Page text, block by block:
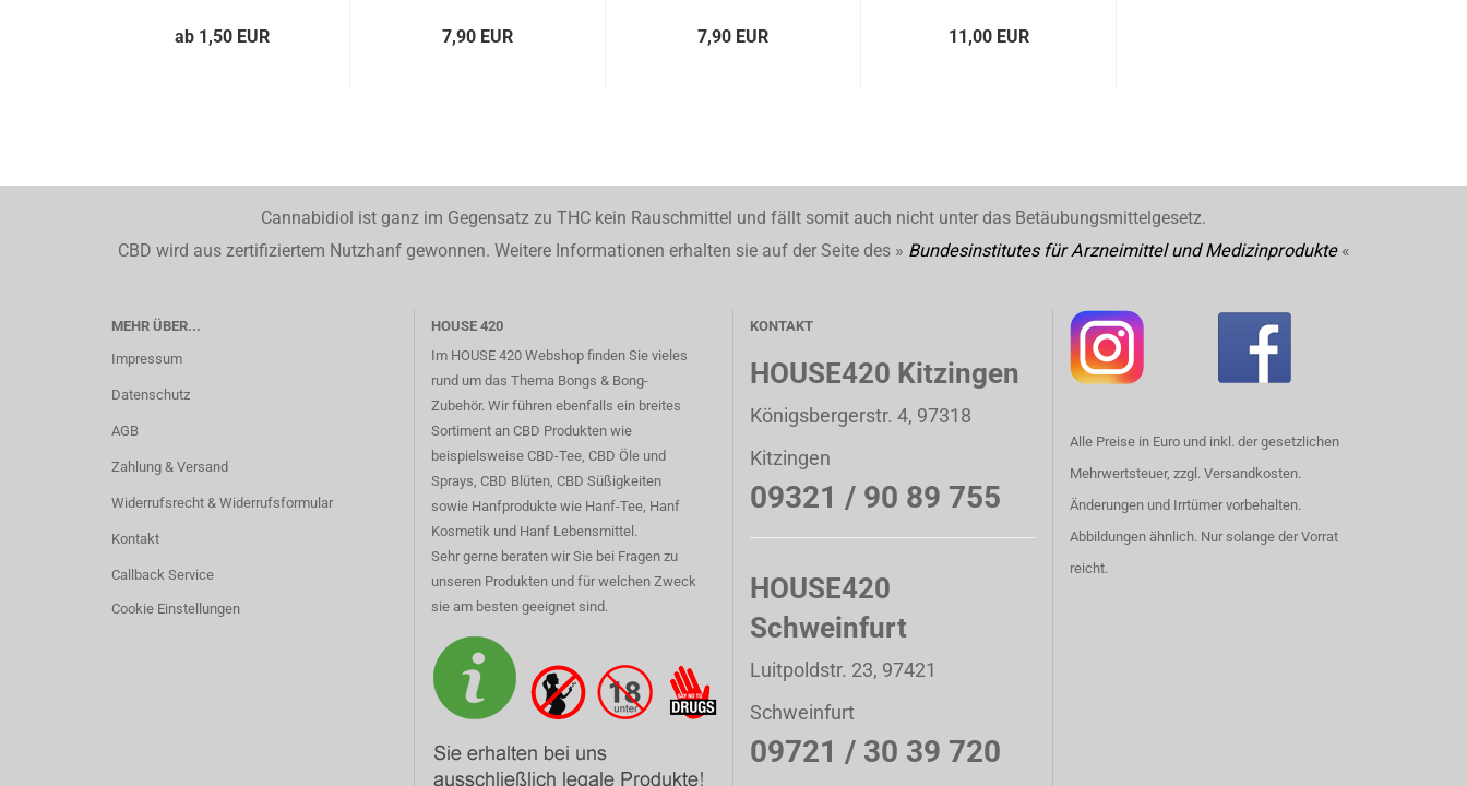
ab 1,50 EUR 7,90 EUR 7,90 EUR 11,00 EUR
Cannabidiol ist ganz im Gegensatz zu THC kein Rauschmittel und fällt somit auch nicht unter das Betäubungsmittelgesetz.
CBD wird aus zertifiziertem Nutzhanf gewonnen. Weitere Informationen erhalten sie auf der Seite des » Bundesinstitutes für Arzneimittel und Medizinprodukte«
MEHR ÜBER...
Impressum
Datenschutz
AGB
Zahlung & Versand
Widerrufsrecht & Widerrufsformular
Kontakt
Callback Service
Cookie Einstellungen
HOUSE 420
Im HOUSE 420 Webshop finden Sie vieles
rund um das Thema Bongs & Bong-
Zubehör. Wir führen ebenfalls ein breites
Sortiment an CBD Produkten wie
beispielsweise CBD-Tee, CBD Öle und
Sprays, CBD Blüten, CBD Süßigkeiten
sowie Hanfprodukte wie Hanf-Tee, Hanf
Kosmetik und Hanf Lebensmittel.
Sehr gerne beraten wir Sie bei Fragen zu
unseren Produkten und für welchen Zweck
sie am besten geeignet sind.
KONTAKT
HOUSE420 Kitzingen
Königsbergerstr. 4, 97318
Kitzingen
09321 / 90 89 755
HOUSE420
Schweinfurt
Luitpoldstr. 23, 97421
Schweinfurt
09721 / 30 39 720
Alle Preise in Euro und inkl. der gesetzlichen
Mehrwertsteuer, zzgl. Versandkosten.
Änderungen und Irrtümer vorbehalten.
Abbildungen ähnlich. Nur solange der Vorrat
reicht.